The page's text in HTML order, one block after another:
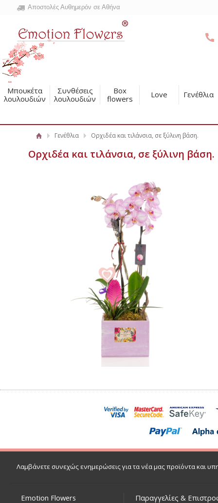
Αποστολές Αυθημερόν σε Αθήνα
Μπουκέτα
λουλουδιών
Συνθέσεις
λουλουδιών
Box
flowers
Love Γενέθλια
Γενέθλια Ορχιδέα και τιλάνσια, σε ξύλινη βάση.
Ορχιδέα και τιλάνσια, σε ξύλινη βάση.
Λαμβάνετε συνεχώς ενημερώσεις για τα νέα μας προϊόντα και
Emotion Flowers Παραγγελίες &